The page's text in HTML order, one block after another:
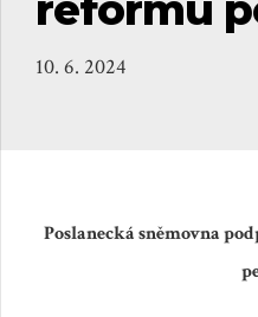
10. 6. 2024
Poslanecká sněmovna